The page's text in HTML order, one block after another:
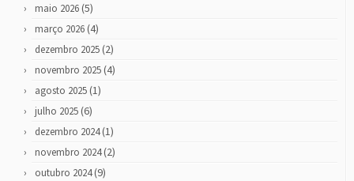
maio 2026(5)
março 2026(4)
dezembro 2025(2)
novembro 2025(4)
agosto 2025(1)
julho 2025(6)
dezembro 2024(1)
novembro 2024(2)
outubro 2024(9)